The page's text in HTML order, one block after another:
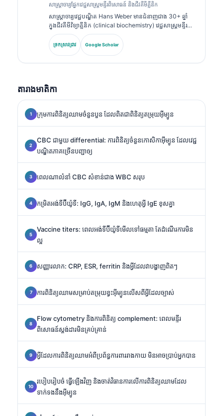
សាស្ត្រាចារ្យផ្នែកវេជ្ជសាស្ត្រមន្ទីរពិសោធន៍ និងជីវគីមីគ្លីនិក
សាស្ត្រាចារ្យវេជ្ជបណ្ឌិត Hans Weber មានជំនាញជាង 30+ ឆ្នាំ
ក្នុងជីវគីមីវិទ្យាគ្លីនិក (clinical biochemistry) វេជ្ជសាស្ត្រមន្ទីរ
ពិសោធន៍ និងការស្រាវជ្រាវសញ្ញាសម្គាល់ជីវសាស្ត្រ (biomarker
research)។ អតីតប្រធានសមាគមគីមីវិទ្យាគ្លីនិកអាល្លឺម៉ង់
(German Society for Clinical Chemistry) លោកមានជំនាញ
ដោយ AI។.
ច្រកស្រាវជ្រាវ Google Scholar
តារាងមាតិកា
ក្រុមការពិនិត្យឈាមចំនួនបួន ដែលពិតជាពិនិត្យតម្រុយអ៊ីម្យូន
CBC ជាមួយ differential: ការពិនិត្យចំនួនកោសិកាអ៊ីម្យូន ដែលវេជ្ជ
បណ្ឌិតភាគច្រើនបញ្ជាឲ្យ
ពេលណាលំនាំ CBC សំខាន់ជាង WBC សរុប
កម្រិតអង់ទីប៊ីយ៉ូទី: IgG, IgA, IgM និងហេតុអ្វី IgE ខុសគ្នា
Vaccine titers: ពេលអង់ទីប៊ីយ៉ូទីមើលទៅធម្មតា តែដំណើរការមិន
ល្អ
សញ្ញារលាក: CRP, ESR, ferritin និងអ្វីដែលវាបង្ហាញពិតៗ
ការពិនិត្យឈាមសម្រាប់តម្រុយខ្វះអ៊ីម្យូនលើសពីអ្វីដែលច្បាស់
Flow cytometry និងការពិនិត្យ complement: ពេលមន្ទីរ
ពិសោធន៍ស្តង់ដារមិនគ្រប់គ្រាន់
អ្វីដែលការពិនិត្យឈាមអំពីប្រព័ន្ធការពាររាងកាយ មិនអាចប្រាប់អ្នកបាន
របៀបរៀបចំ ធ្វើឡើងវិញ និងចាត់វិធានការលើការពិនិត្យឈាមដែល
ទាក់ទងនឹងអ៊ីម្យូន